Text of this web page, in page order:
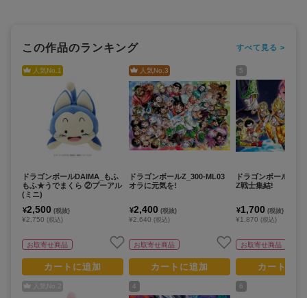
この作品のランキング すべて見る >
人気No.1
ドラゴンボールDAIMA_もふ
もふ★うでまくら ②プーアル
(ミニ)
¥2,500 (税抜)
¥2,750 (税込)
お取寄せ商品
カートに追加
人気No. 2
人気No.3
ドラゴンボールZ_300-ML03
オラに元気を!
¥2,400 (税抜)
¥2,640 (税込)
お取寄せ商品
カートに追加
4
5
ドラゴンボール
Z戦士集結!
¥1,700 (税抜)
¥1,870 (税込)
お取寄せ商品
カートに
6